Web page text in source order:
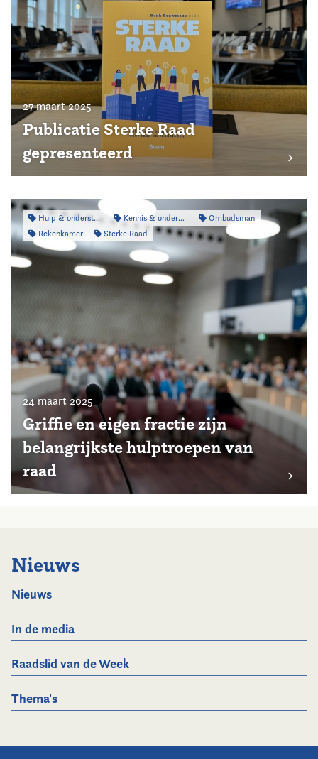
27 maart 2025
Publicatie Sterke Raad
gepresenteerd
Hulp & ondersteuning Kennis & onderzoek
Ombudsman
Rekenkamer
Sterke Raad
24 maart 2025
Griffie en eigen fractie zijn
belangrijkste hulptroepen van
raad
Nieuws
Nieuws
In de media
Raadslid van de Week
Thema's